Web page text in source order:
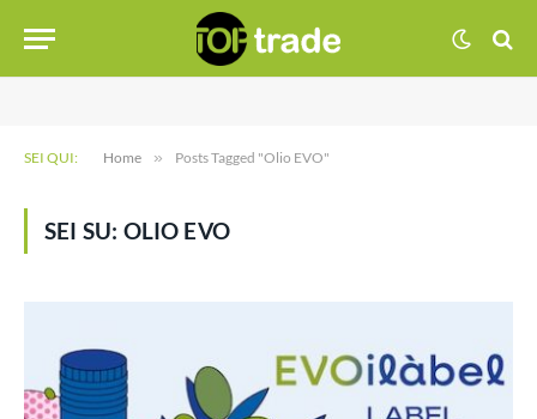
SEI QUI: Home » Posts Tagged "Olio EVO"
SEI SU: OLIO EVO